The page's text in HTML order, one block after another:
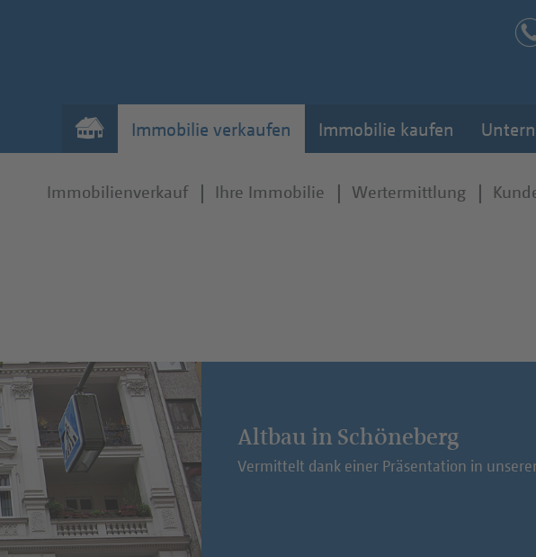
Immobilie verkaufen
Immobilienverkauf Ihre Immobilie Wertermittlung
Immobilie kaufen
Baugrundstück in
Vermittelt über das RDM-Maklernetzwerk